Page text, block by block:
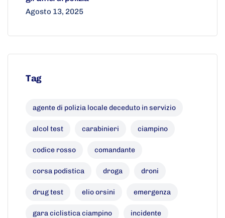
Agosto 13, 2025
Tag
agente di polizia locale deceduto in servizio
alcol test carabinieri ciampino
codice rosso comandante
corsa podistica droga droni
drug test elio orsini emergenza
gara ciclistica ciampino incidente